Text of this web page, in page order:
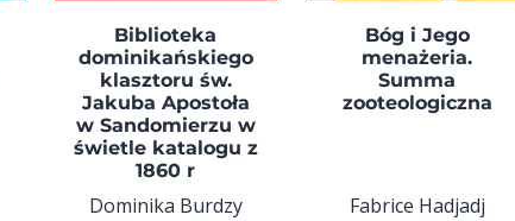
Biblioteka
dominikańskiego
klasztoru św.
Jakuba Apostoła
w Sandomierzu w
świetle katalogu z
1860 r
Dominika Burdzy
Bóg i Jego
menażeria.
Summa
zooteologiczna
Fabrice Hadjadj